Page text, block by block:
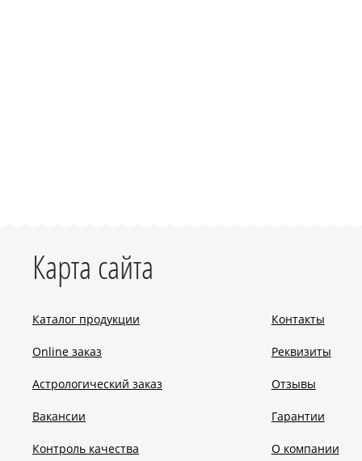
Карта сайта
Каталог продукции
Online заказ
Астрологический заказ
Вакансии
Контроль качества
Контакты
Реквизиты
Отзывы
Гарантии
О компании